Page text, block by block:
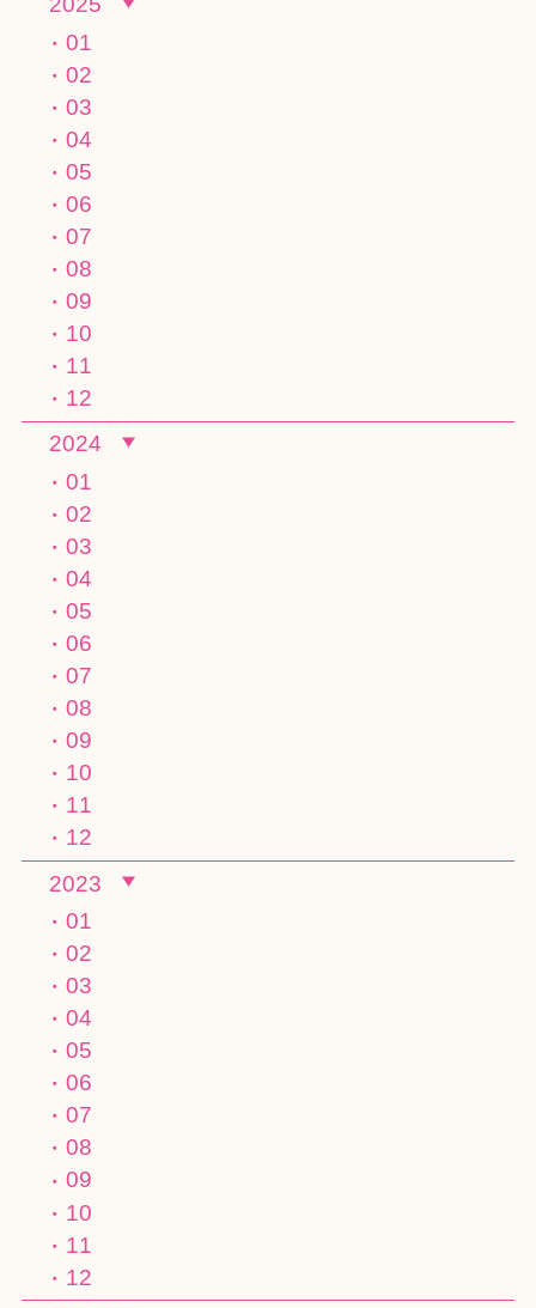
01
02
03
04
05
06
07
08
09
10
11
12
2024
01
02
03
04
05
06
07
08
09
10
11
12
2023
01
02
03
04
05
06
07
08
09
10
11
12